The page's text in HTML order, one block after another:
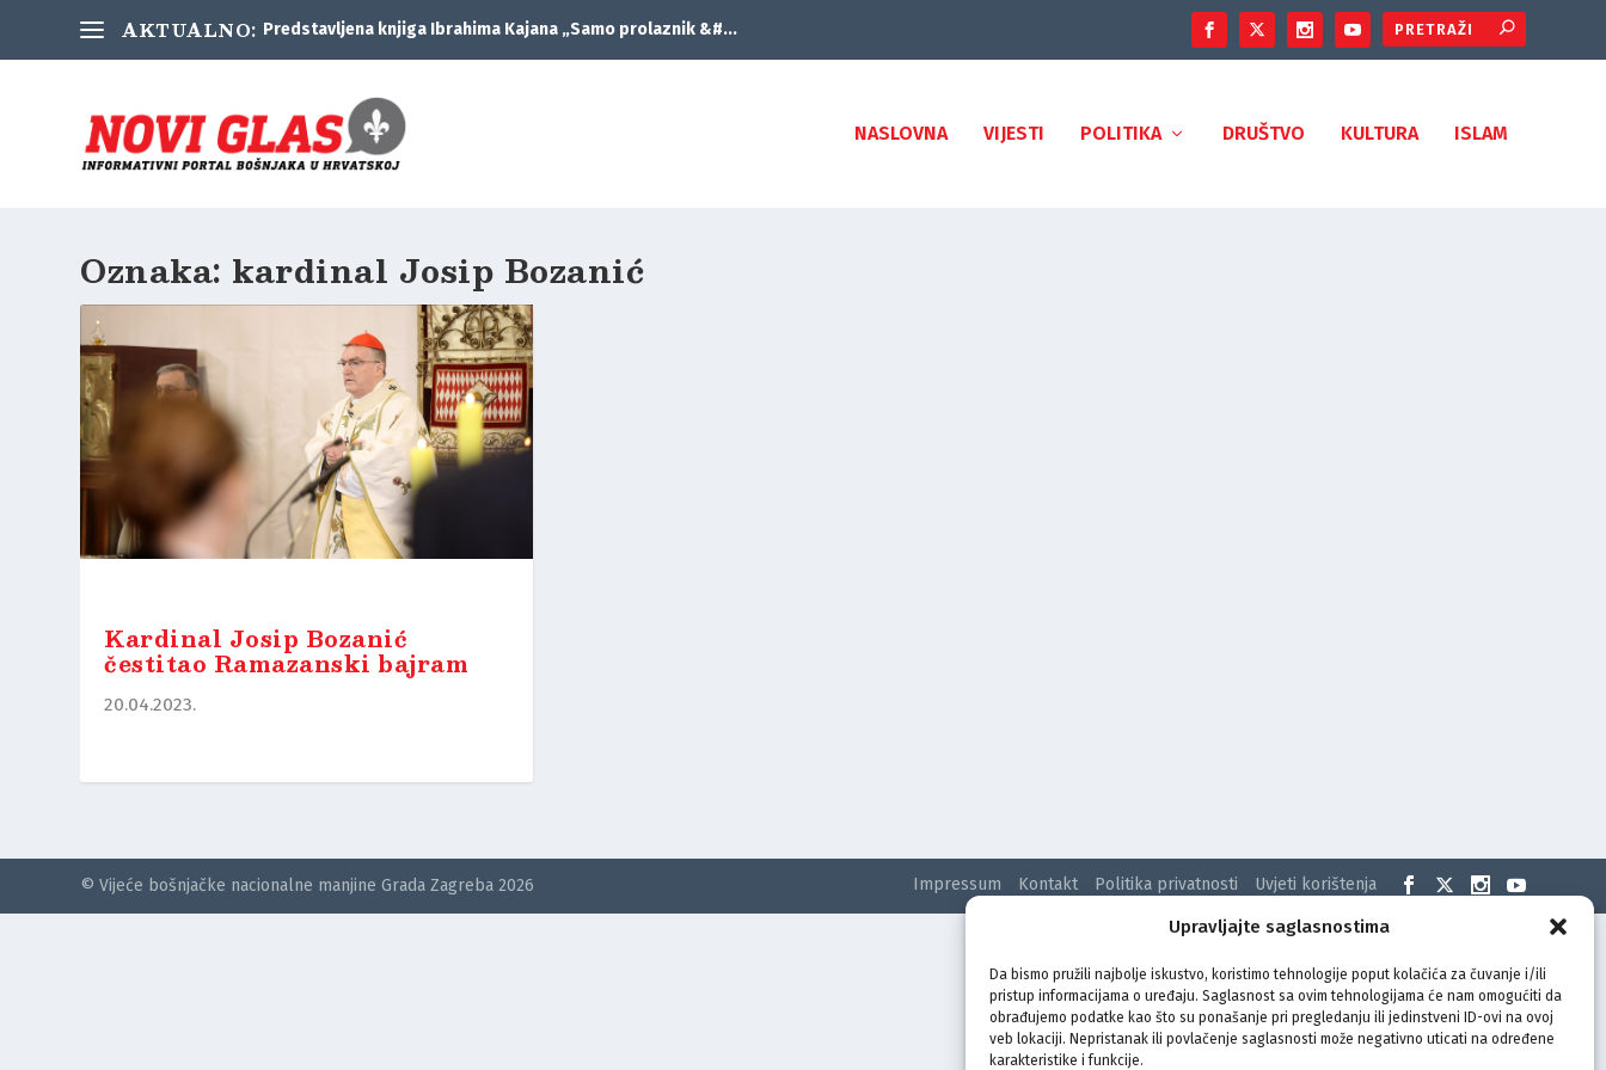
Upravljajte saglasnostima
Da bismo pružili najbolje iskustvo, koristimo tehnologije poput kolačića za čuvanje i/ili
pristup informacijama o uređaju. Saglasnost sa ovim tehnologijama će nam omogućiti da
obrađujemo podatke kao što su ponašanje pri pregledanju ili jedinstveni ID-ovi na ovoj
veb lokaciji. Nepristanak ili povlačenje saglasnosti može negativno uticati na određene
karakteristike i funkcije.
AKTUALNO: Predstavljena knjiga Ibrahima Kajana „Samo prolaznik &#...
NASLOVNA VIJESTI POLITIKA DRUŠTVO KULTURA ISLAM
Oznaka: kardinal Josip Bozanić
Kardinal Josip Bozanić
čestitao Ramazanski bajram
20.04.2023.
© Vijeće bošnjačke nacionalne manjine Grada Zagreba 2026 Impressum Kontakt Politika privatnosti Uvjeti korištenja